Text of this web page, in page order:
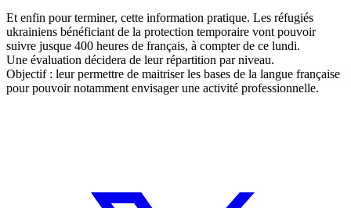
Et enfin pour terminer, cette information pratique. Les réfugiés
ukrainiens bénéficiant de la protection temporaire vont pouvoir
suivre jusque 400 heures de français, à compter de ce lundi.
Une évaluation décidera de leur répartition par niveau.
Objectif : leur permettre de maitriser les bases de la langue française
pour pouvoir notamment envisager une activité professionnelle.